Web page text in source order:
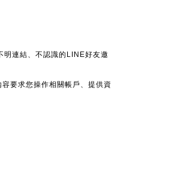
明連結、不認識的LINE好友邀
要求您操作相關帳戶、提供資